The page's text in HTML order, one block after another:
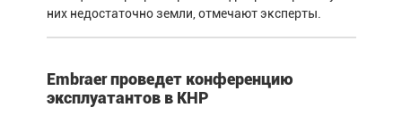
них недостаточно земли, отмечают эксперты.
Embraer проведет конференцию
эксплуатантов в КНР